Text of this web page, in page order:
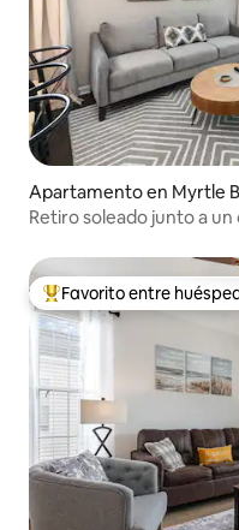
Apartamento en Myrtle
Retiro soleado junto a
Favorito entre
Favorito entre